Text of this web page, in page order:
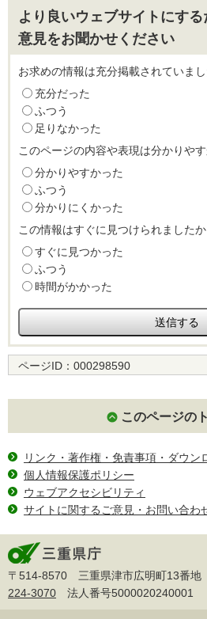
より良いウェブサイトにす
意見をお聞かせください
お求めの情報は充分掲載されていまし
充分だった
ふつう
足りなかった
このページの内容や表現は分かりや
分かりやすかった
ふつう
分かりにくかった
この情報はすぐに見つけられましたか
すぐに見つかった
ふつう
時間がかかった
ページID： 000298590
このページの
リンク・著作権・免責事項・ダウン
個人情報保護ポリシー
ウェブアクセシビリティ
サイトに関するご意見・お問い合わ
〒514-8570 三重県津市広明町13番地
224-3070 法人番号5000020240001